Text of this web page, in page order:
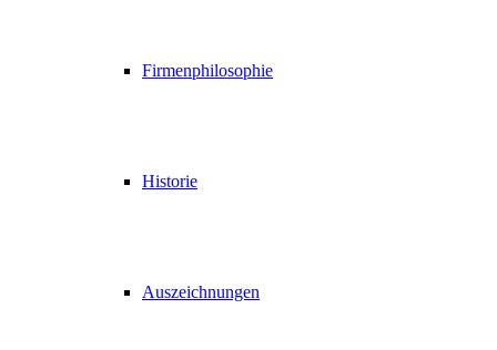
Firmenphilosophie
Historie
Auszeichnungen